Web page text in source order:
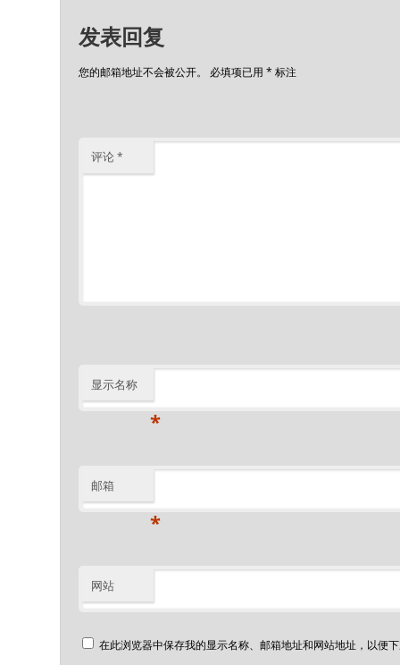
发表回复
您的邮箱地址不会被公开。 必填项已用 * 标注
评论*
显示名称
*
邮箱
*
网站
在此浏览器中保存我的显示名称、邮箱地址和网站地址，以便